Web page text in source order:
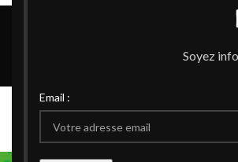
Soyez
Email :
Pauline Roland et